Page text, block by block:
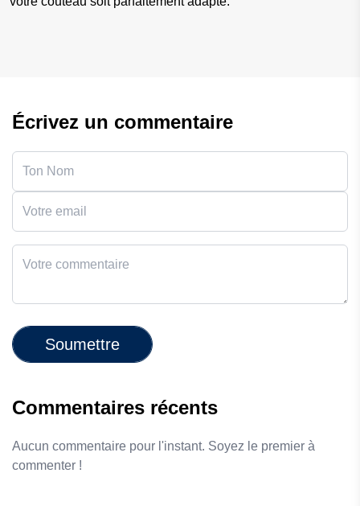
Écrivez un commentaire
Soumettre
Commentaires récents
Aucun commentaire pour l'instant. Soyez le premier à
commenter !